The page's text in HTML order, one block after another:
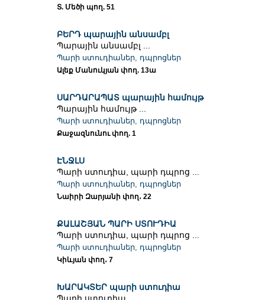
Տ. Մեծի պող. 51
ԲԵՐԴ պարային անսամբլ
Պարային անսամբլ ...
Պարի ստուդիաներ, դպրոցներ
Ալեք Մանուկյան փող. 13ա
ՍԱՐԴԱՐԱՊԱՏ պարային համույթ
Պարային համույթ ...
Պարի ստուդիաներ, դպրոցներ
Քաջազնունու փող. 1
ԷՆՋԼՍ
Պարի ստուդիա, պարի դպրոց ...
Պարի ստուդիաներ, դպրոցներ
Նաիրի Զարյանի փող․ 22
ՔԱԼԱՇՅԱՆ ՊԱՐԻ ՍՏՈՒԴԻԱ
Պարի ստուդիա, պարի դպրոց ...
Պարի ստուդիաներ, դպրոցներ
Կիևյան փող․ 7
ԽԱՐԱԿՏԵՐ պարի ստուդիա